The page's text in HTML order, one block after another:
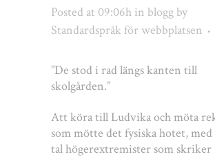
Posted at 09:06h in bloggby
Standardspråk för webbplatsen
”De stod i rad längs kanten till
skolgården.”
Att köra till Ludvika och möta
som mötte det fysiska hotet,
tal högerextremister som skriker